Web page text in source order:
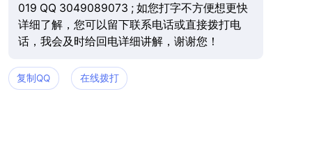
019 QQ 3049089073 ; 如您打字不方便想更快
详细了解，您可以留下联系电话或直接拨打电
话，我会及时给回电详细讲解，谢谢您！
复制QQ 在线拨打